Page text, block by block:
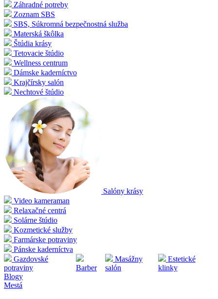
Záhradné potreby
Zoznam SBS
SBS, Súkromná bezpečnostná služba
Materská škôlka
Štúdia krásy
Tetovacie štúdio
Wellness centrum
Dámske kaderníctvo
Krajčírsky salón
Nechtové štúdio
Salóny krásy
Video kameraman
Relaxačné centrá
Solárne štúdio
Kozmetické služby
Farmárske potraviny
Pánske kaderníctva
Gazdovské
potraviny
Barber
Masážny
salón
Estetické
klinky
Blogy
Mestá